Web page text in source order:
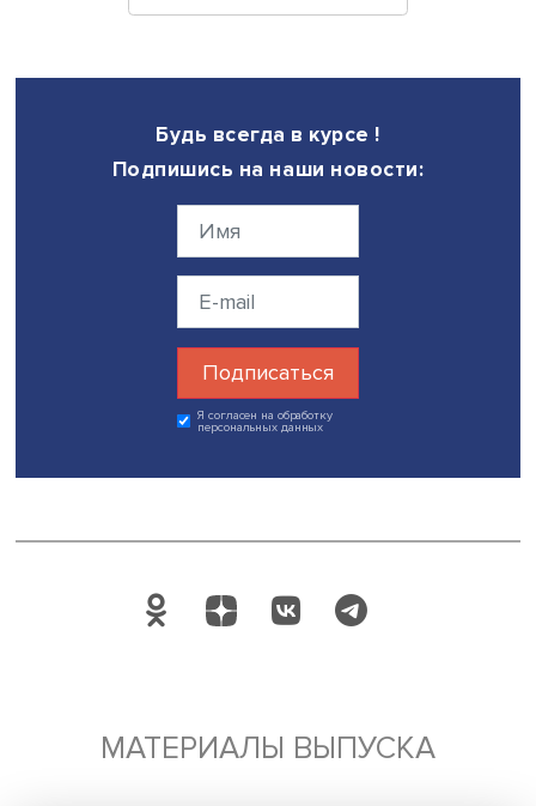
А какую роль в этой ситуации сыграло государство?
оказывать только тем, кто при оформлении субсидии
вернуться в график платежей. То есть если у человека
человек и субсидии не получал. Таким образом
снижало общие затраты на программу, а также
ее эффективность, поясняет Кривенко.
Несмотря на положительный эффект подобной
следует учитывать, что были некоторые сложности:
некоторые могли вообще не знать о наличии
субсидии. Вероятно, решение этих вопросов могло бы
повысить общую эффективность программы.
Дата публикации: 29.03.2023
Автор:стажер-исследователь Проектно-учебной
Поделиться